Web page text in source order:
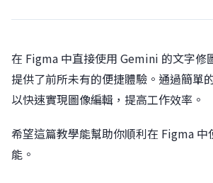
在 Figma 中直接使用 Gemini 的文字修
提供了前所未有的便捷體驗。通過簡單
以快速實現圖像編輯，提高工作效率。
希望這篇教學能幫助你順利在 Figma
能。